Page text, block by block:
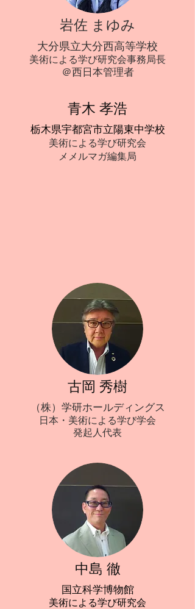
岩佐 まゆみ
​大分県立大分西高等学校
美術による学び研究会事務局長
＠西日本管理者
青木 孝浩
栃木県宇都宮市立陽東中学校
美術による学び研究会
メメルマガ編集局
古岡 秀樹
（株）学研ホールディングス
日本・美術による学び学会
発起人代表
中島 徹
国立科学博物館
​美術による学び研究会